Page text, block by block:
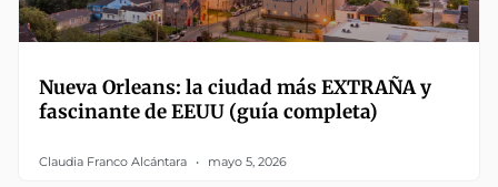
Nueva Orleans: la ciudad más EXTRAÑA y
fascinante de EEUU (guía completa)
Claudia Franco Alcántara mayo 5, 2026